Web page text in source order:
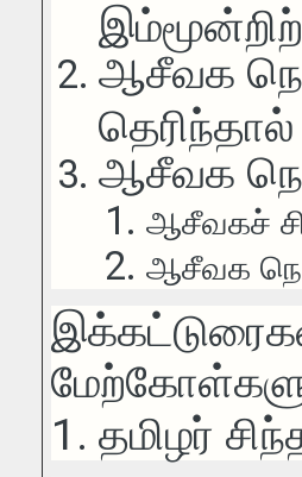
ஆசீவக
ஆசீவக
ஆசீவகச்
ஆசீவக
1. தமிழர்